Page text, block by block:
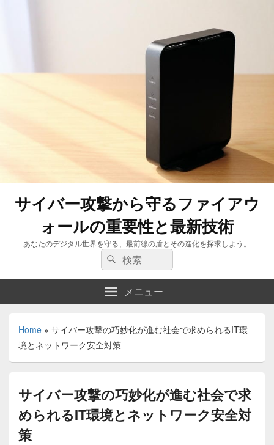
サイバー攻撃から守るファイアウ
ォールの重要性と最新技術
あなたのデジタル世界を守る、最前線の盾とその進化を探求しよう。
検
索:
検
索
メニュー
Home » サイバー攻撃の巧妙化が進む社会で求められるIT環
境とネットワーク安全対策
サイバー攻撃の巧妙化が進む社会で求
められるIT環境とネットワーク安全対
策